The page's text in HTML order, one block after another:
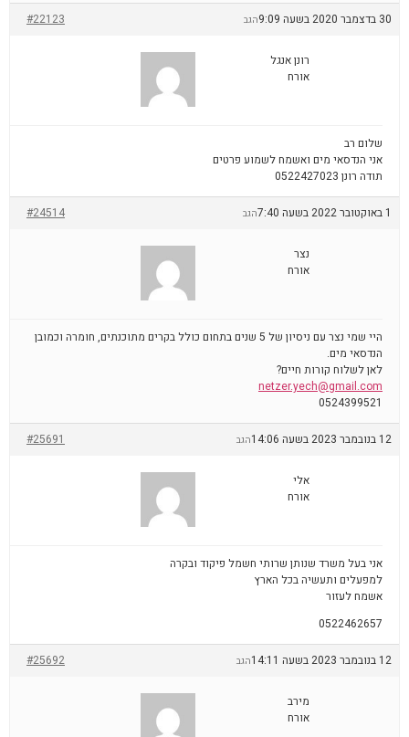
30 בדצמבר 2020 בשעה 9:09 #22123 הגב
רונן אנגל
אורח
שלום רב
אני הנדסאי מים ואשמח לשמוע פרטים
תודה רונן 0522427023
1 באוקטובר 2022 בשעה 7:40 #24514 הגב
נצר
אורח
היי שמי נצר עם ניסיון של 5 שנים בתחום כולל בקרים מתוכנתים, חומרה וכמובן
הנדסאי מים.
לאן לשלוח קורות חיים?
netzer.yech@gmail.com
0524399521
12 בנובמבר 2023 בשעה 14:06 #25691 הגב
אלי
אורח
אני בעל משרד שנותן שרותי חשמל פיקוד ובקרה
למפעלים ותעשיה בכל הארץ
אשמח לעזור
0522462657
12 בנובמבר 2023 בשעה 14:11 #25692 הגב
מירב
אורח